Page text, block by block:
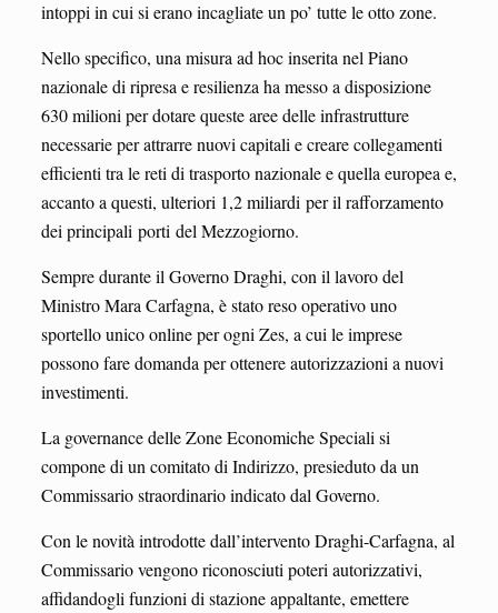
intoppi in cui si erano incagliate un po’ tutte le otto zone.
Nello specifico, una misura ad hoc inserita nel Piano
nazionale di ripresa e resilienza ha messo a disposizione
630 milioni per dotare queste aree delle infrastrutture
necessarie per attrarre nuovi capitali e creare collegamenti
efficienti tra le reti di trasporto nazionale e quella europea e,
accanto a questi, ulteriori 1,2 miliardi per il rafforzamento
dei principali porti del Mezzogiorno.
Sempre durante il Governo Draghi, con il lavoro del
Ministro Mara Carfagna, è stato reso operativo uno
sportello unico online per ogni Zes, a cui le imprese
possono fare domanda per ottenere autorizzazioni a nuovi
investimenti.
La governance delle Zone Economiche Speciali si
compone di un comitato di Indirizzo, presieduto da un
Commissario straordinario indicato dal Governo.
Con le novità introdotte dall’intervento Draghi-Carfagna, al
Commissario vengono riconosciuti poteri autorizzativi,
affidandogli funzioni di stazione appaltante, emettere